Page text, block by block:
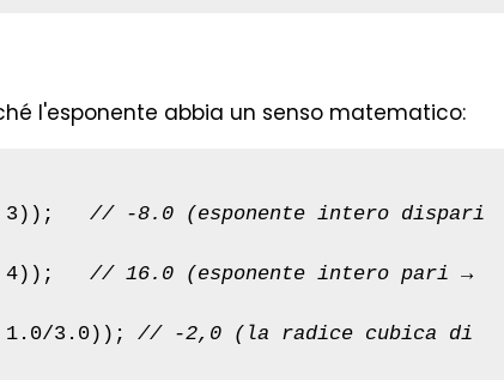
l'esponente abbia un senso matematico:
3)); // -8.0 (esponente intero dispari
4)); // 16.0 (esponente intero pari →
1.0/3.0)); // -2,0 (la radice cubica di